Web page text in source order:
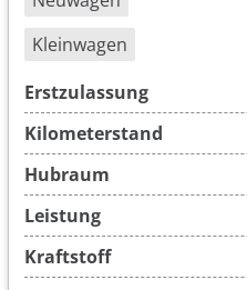
Kleinwagen
Erstzulassung
Kilometerstand
Hubraum
Leistung
Kraftstoff